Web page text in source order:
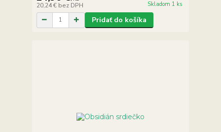
20,24 € bez DPH Skladom 1 ks
Pridať do košíka